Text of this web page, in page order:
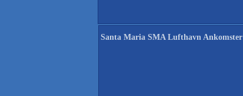
Santa Maria SMA Lufthavn Ankomster